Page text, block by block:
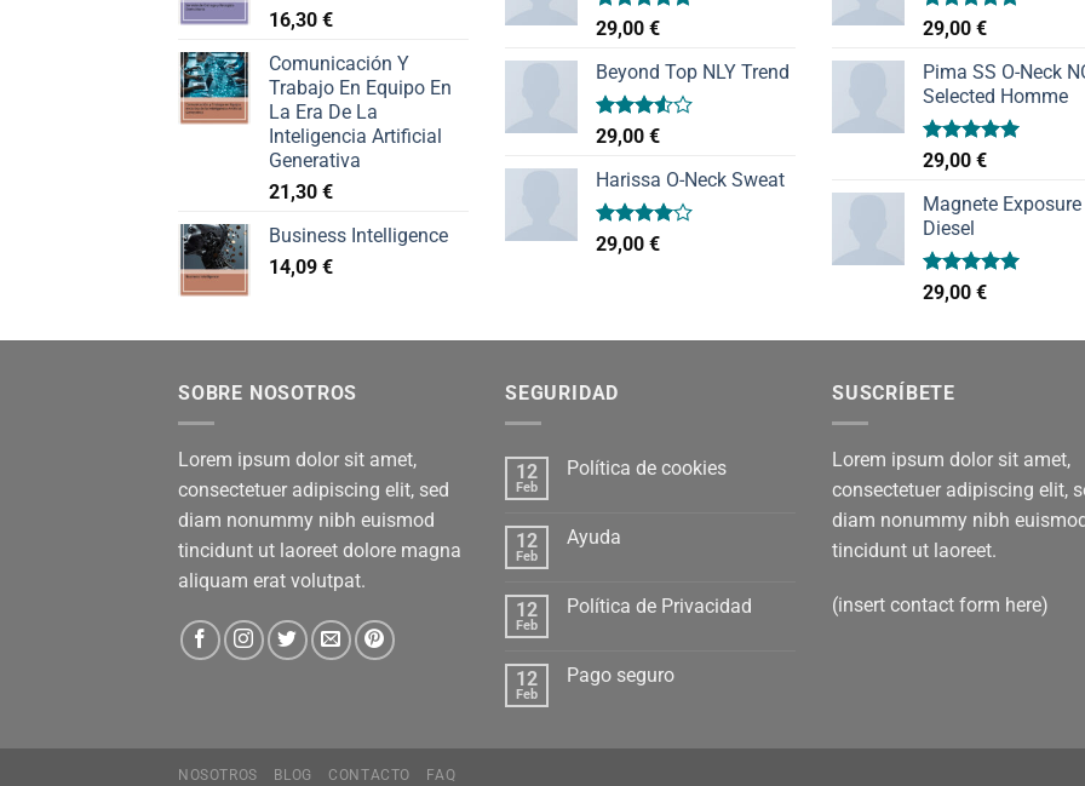
16,30 €
Comunicación Y
Trabajo En Equipo En
La Era De La
Inteligencia Artificial
Generativa
21,30 €
Business Intelligence
14,09 €
Valorado
con
de 5
29,00 €
Beyond Top NLY Trend
Valorado
con
3.50de
5
29,00 €
Harissa O-Neck Sweat
Valorado
con
29,00 €
Valorado
con
de 5
29,00 €
Pima SS O-Neck
Selected Homme
Valorado
con
de 5
29,00 €
Magnete Exposure
Diesel
Valorado
con
29,00 €
SOBRE NOSOTROS
Lorem ipsum dolor sit amet,
consectetuer adipiscing elit, sed
diam nonummy nibh euismod
tincidunt ut laoreet dolore magna
aliquam erat volutpat.
SEGURIDAD
12
Feb
Política de cookies
12
Feb
Ayuda
12
Feb
Política de Privacidad
12
Feb
Pago seguro
SUSCRÍBETE
Lorem ipsum dolor sit amet,
consectetuer adipiscing elit,
diam nonummy nibh
tincidunt ut laoreet.
(insert contact form here)
NOSOTROS BLOG CONTACTO FAQ